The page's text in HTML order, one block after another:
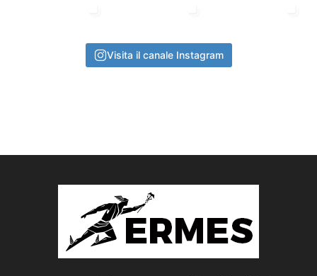
Visita il canale Instagram